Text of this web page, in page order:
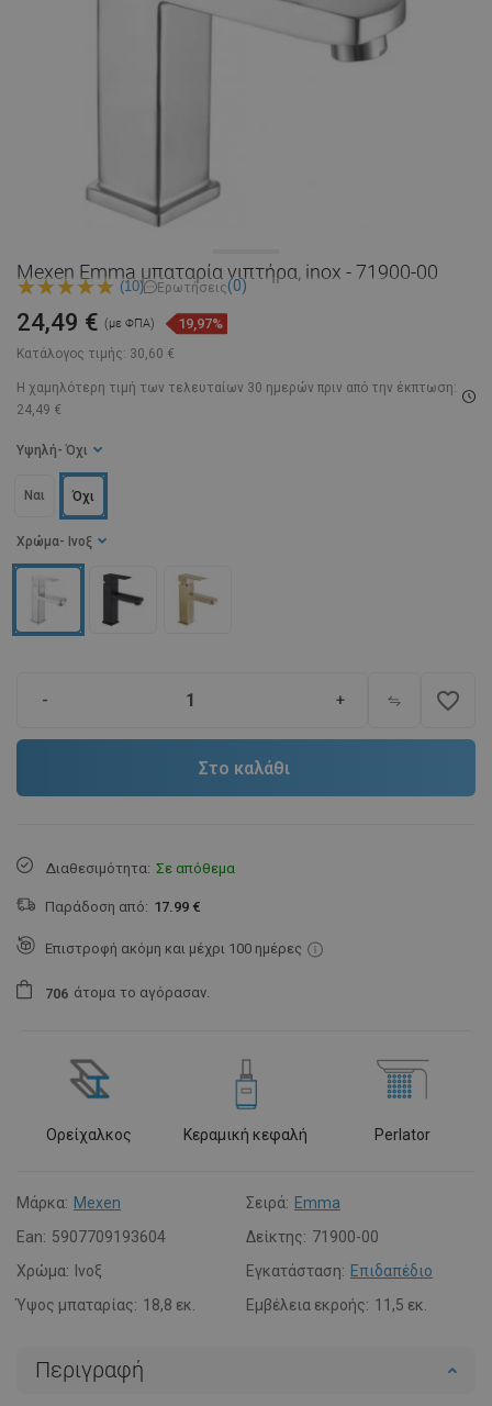
Mexen Emma μπαταρία νιπτήρα, inox - 71900-00
(10) Ερωτήσεις(0)
Κατάλογος τιμής: 30,60 €
24,49 € (με ΦΠΑ) 19,97%
Η χαμηλότερη τιμή των τελευταίων 30 ημερών πριν από την έκπτωση:
24,49 €
Χρώμα - Ινοξ
Υψηλή - Όχι
Ναι Όχι
- + favorite_border
Στο καλάθι
Διαθεσιμότητα: Σε απόθεμα
Παράδοση από: 17.99 €
Επιστροφή ακόμη και μέχρι 100 ημέρες
706 άτομα το αγόρασαν.
Ορείχαλκος Κεραμική κεφαλή Perlator
Μάρκα: Mexen Σειρά: Emma
Ean: 5907709193604 Δείκτης: 71900-00
Χρώμα: Ινοξ Εγκατάσταση: Επιδαπέδιο
Ύψος μπαταρίας: 18,8 εκ. Εμβέλεια εκροής: 11,5 εκ.
Περιγραφή